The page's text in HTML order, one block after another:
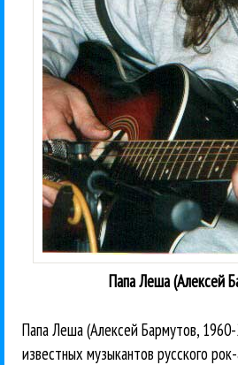
Папа Леша (Алексей
Папа Леша (Алексей Бармутов,
известных музыкантов русского